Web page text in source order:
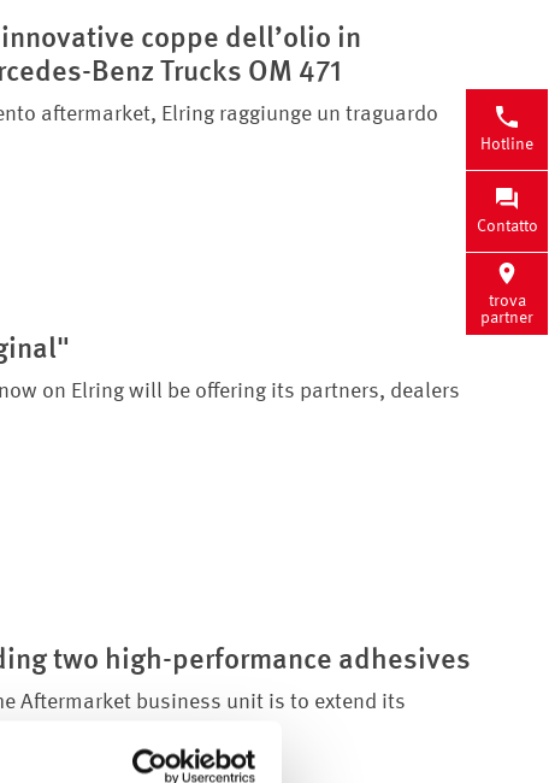
coppe dell’olio in
Benz Trucks OM 471
aftermarket, Elring raggiunge un traguardo
on Elring will be offering its partners, dealers
two high-performance adhesives
Aftermarket business unit is to extend its
Hotline
Contatto
trova
partner